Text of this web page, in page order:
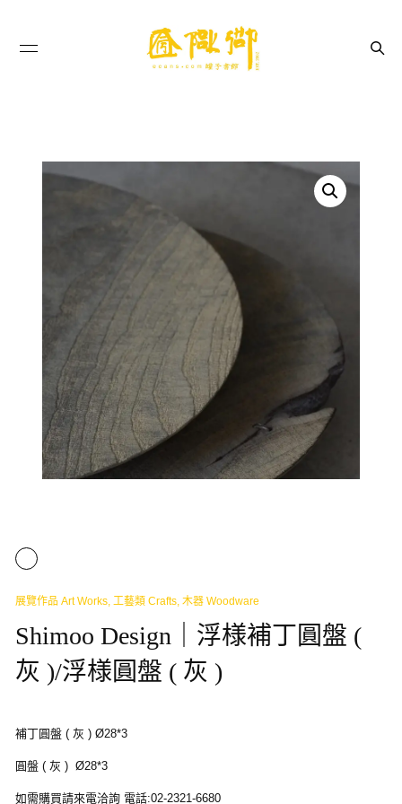
展覽作品 Art Works, 工藝類 Crafts, 木器 Woodware
Shimoo Design｜浮様補丁圓盤 (
灰 )/浮様圓盤 ( 灰 )
補丁圓盤 ( 灰 ) Ø28*3
圓盤 ( 灰 ) Ø28*3
如需購買請來電洽詢 電話:02-2321-6680